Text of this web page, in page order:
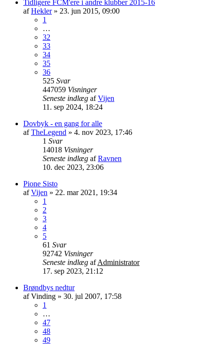
Tidligere FCM'ere i andre klubber 2015-16
afHekler» 23. jun 2015, 09:00
1
…
32
33
34
35
36
525 Svar
447059 Visninger
Seneste indlæg afVijen
11. sep 2024, 18:24
Dovbyk - en gang for alle
afTheLegend » 4. nov 2023, 17:46
1 Svar
14018 Visninger
Seneste indlæg afRavnen
10. dec 2023, 23:06
Pione Sisto
afVijen » 22. mar 2021, 19:34
1
2
3
4
5
61 Svar
92742 Visninger
Seneste indlæg afAdministrator
17. sep 2023, 21:12
Brøndbys nedtur
afVinding » 30. jul 2007, 17:58
1
…
47
48
49